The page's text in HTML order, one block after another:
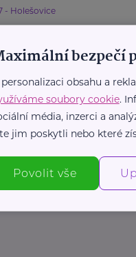
- Holešovice
bezpečí
personalizaci obsahu a
soubory cookie.
média, inzerci a
jim poskytli nebo které
Povolit vše